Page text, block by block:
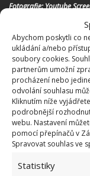
Abychom poskytli co
ukládání a/nebo
soubory cookies.
partnerům umožní
procházení nebo
odvolání souhlasu
Kliknutím níže
podrobnější
webu. Nastavení
pomocí přepínačů v
Spravovat souhlas ve
Statistiky
Fotografie: Youtube
Kdy sázet?
Arašídy jsou
když je zasadíte
bude těžko
září. V
vrcholy trochu
Plodiny se ale
zelené. Dávejte